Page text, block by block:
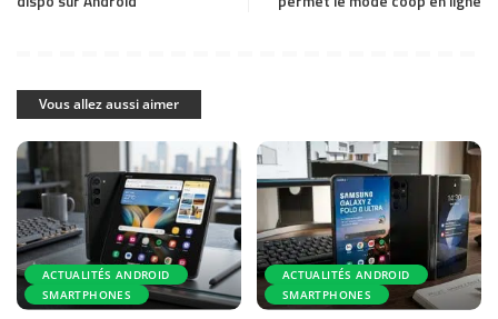
Vous allez aussi aimer
ACTUALITÉS ANDROID
SMARTPHONES
ACTUALITÉS ANDROID
SMARTPHONES